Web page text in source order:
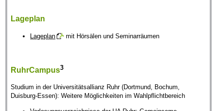
Lageplan
Lageplan mit Hörsälen und Seminarräumen
RuhrCampus3
Studium in der Universitätsallianz Ruhr (Dortmund, Bochum,
Duisburg-Essen): Weitere Möglichkeiten im Wahlpflichtbereich